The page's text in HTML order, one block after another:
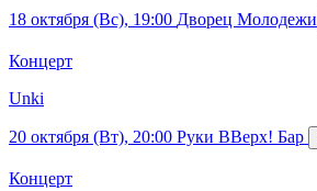
18 октября (Вс), 19:00 Дворец Молодежи
Концерт
Unki
20 октября (Вт), 20:00 Руки ВВерх! Бар
Концерт